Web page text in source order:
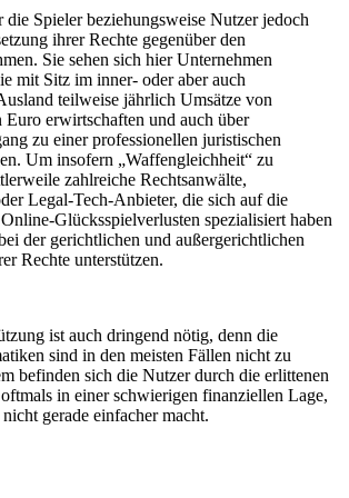
die Spieler beziehungsweise Nutzer jedoch
ihrer Rechte gegenüber den
Sie sehen sich hier Unternehmen
mit Sitz im inner- oder aber auch
teilweise jährlich Umsätze von
erwirtschaften und auch über
zu einer professionellen juristischen
Um insofern „Waffengleichheit“ zu
zahlreiche Rechtsanwälte,
Legal-Tech-Anbieter, die sich auf die
Glücksspielverlusten spezialisiert haben
der gerichtlichen und außergerichtlichen
Rechte unterstützen.
ist auch dringend nötig, denn die
sind in den meisten Fällen nicht zu
befinden sich die Nutzer durch die erlittenen
in einer schwierigen finanziellen Lage,
gerade einfacher macht.